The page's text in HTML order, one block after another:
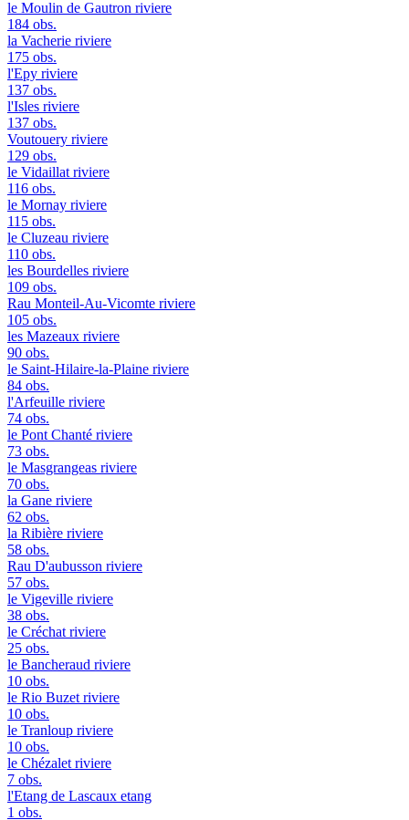
le Moulin de Gautron riviere
184 obs.
la Vacherie riviere
175 obs.
l'Epy riviere
137 obs.
l'Isles riviere
137 obs.
Voutouery riviere
129 obs.
le Vidaillat riviere
116 obs.
le Mornay riviere
115 obs.
le Cluzeau riviere
110 obs.
les Bourdelles riviere
109 obs.
Rau Monteil-Au-Vicomte riviere
105 obs.
les Mazeaux riviere
90 obs.
le Saint-Hilaire-la-Plaine riviere
84 obs.
l'Arfeuille riviere
74 obs.
le Pont Chanté riviere
73 obs.
le Masgrangeas riviere
70 obs.
la Gane riviere
62 obs.
la Ribière riviere
58 obs.
Rau D'aubusson riviere
57 obs.
le Vigeville riviere
38 obs.
le Créchat riviere
25 obs.
le Bancheraud riviere
10 obs.
le Rio Buzet riviere
10 obs.
le Tranloup riviere
10 obs.
le Chézalet riviere
7 obs.
l'Etang de Lascaux etang
1 obs.